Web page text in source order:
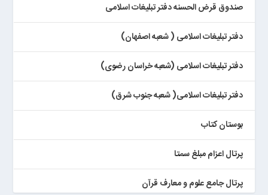
صندوق قرض الحسنه دفتر تبلیغات اسلامی
دفتر تبلیغات اسلامی ( شعبه اصفهان)
دفتر تبلیغات اسلامی (شعبه خراسان رضوی)
دفتر تبلیغات اسلامی( شعبه جنوب شرق)
بوستان کتاب
پرتال اعزام مبلغ سمتا
پرتال جامع علوم و معارف قرآن